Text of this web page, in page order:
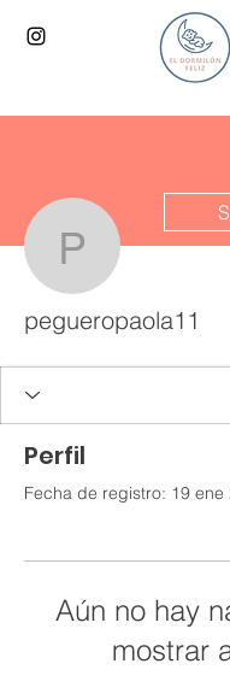
pegueropaola11
Perfil
Fecha de registro: 19 ene
Aún no hay
mostrar